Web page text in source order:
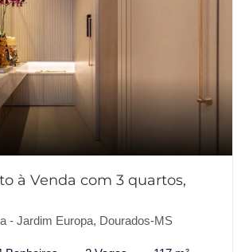
à Venda com 3 quartos,
- Jardim Europa, Dourados-MS